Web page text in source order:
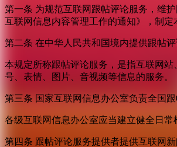
第一条 为规范互联网跟帖评论服务，维
互联网信息内容管理工作的通知》，制定
第二条 在中华人民共和国境内提供跟帖
本规定所称跟帖评论服务，是指互联网
号、表情、图片、音视频等信息的服务。
第三条 国家互联网信息办公室负责全国
各级互联网信息办公室应当建立健全日
第四条 跟帖评论服务提供者提供互联网